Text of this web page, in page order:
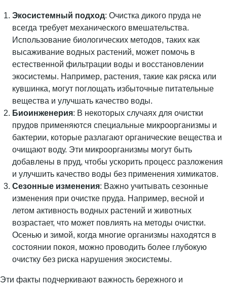
Экосистемный подход: Очистка дикого пруда не
всегда требует механического вмешательства.
Использование биологических методов, таких как
высаживание водных растений, может помочь в
естественной фильтрации воды и восстановлении
экосистемы. Например, растения, такие как ряска или
кувшинка, могут поглощать избыточные питательные
вещества и улучшать качество воды.
Биоинженерия: В некоторых случаях для очистки
прудов применяются специальные микроорганизмы и
бактерии, которые разлагают органические вещества и
очищают воду. Эти микроорганизмы могут быть
добавлены в пруд, чтобы ускорить процесс разложения
и улучшить качество воды без применения химикатов.
Сезонные изменения: Важно учитывать сезонные
изменения при очистке пруда. Например, весной и
летом активность водных растений и животных
возрастает, что может повлиять на методы очистки.
Осенью и зимой, когда многие организмы находятся в
состоянии покоя, можно проводить более глубокую
очистку без риска нарушения экосистемы.
Эти факты подчеркивают важность бережного и